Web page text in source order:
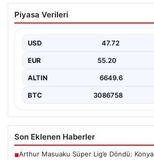
‘Kuğu Gölü’ Balesi
Sanatseverlerle Buluştu
“Kuğu Gölü” balesi, Denizli’de
Piyasa Verileri
USD 47.72
EUR 55.20
ALTIN 6649.6
BTC 3086758
Son Eklenen Haberler
■Arthur Masuaku Süper Lig’e Döndü: